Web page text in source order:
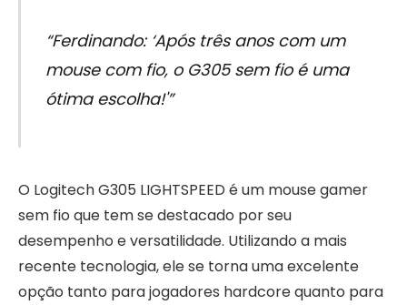
“Ferdinando: ‘Após três anos com um
mouse com fio, o G305 sem fio é uma
ótima escolha!'”
O Logitech G305 LIGHTSPEED é um mouse gamer
sem fio que tem se destacado por seu
desempenho e versatilidade. Utilizando a mais
recente tecnologia, ele se torna uma excelente
opção tanto para jogadores hardcore quanto para